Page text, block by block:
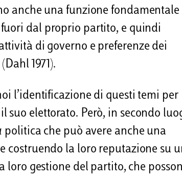
anche una funzione
dal proprio partito, e quindi
di governo e preferenze dei
1971).
l’identificazione di questi temi per
suo elettorato. Però, in secondo
politica che può avere anche una
costruendo la loro reputazione su
loro gestione del partito, che